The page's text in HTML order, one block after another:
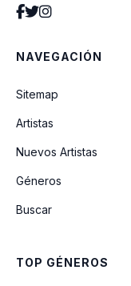
NAVEGACIÓN
Sitemap
Artistas
Nuevos Artistas
Géneros
Buscar
TOP GÉNEROS